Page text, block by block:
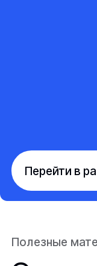
Перейти в
Полезные